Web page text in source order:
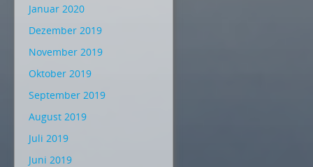
Januar 2020
Dezember 2019
November 2019
Oktober 2019
September 2019
August 2019
Juli 2019
Juni 2019